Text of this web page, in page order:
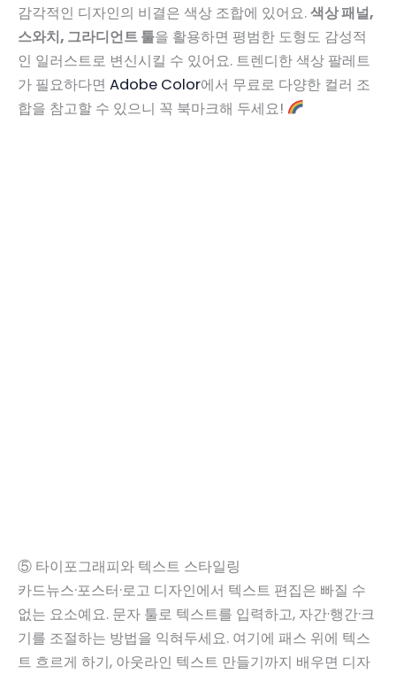
감각적인 디자인의 비결은 색상 조합에 있어요.색상 패널,
스와치, 그라디언트 툴을 활용하면 평범한 도형도 감성적
인 일러스트로 변신시킬 수 있어요. 트렌디한 색상 팔레트
가 필요하다면 Adobe Color에서 무료로 다양한 컬러 조
합을 참고할 수 있으니 꼭 북마크해 두세요!
⑤ 타이포그래피와 텍스트 스타일링
카드뉴스·포스터·로고 디자인에서 텍스트 편집은 빠질 수
없는 요소예요. 문자 툴로 텍스트를 입력하고, 자간·행간·크
기를 조절하는 방법을 익혀두세요. 여기에 패스 위에 텍스
트 흐르게 하기, 아웃라인 텍스트 만들기까지 배우면 디자